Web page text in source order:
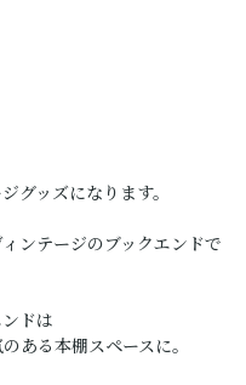
グッズになります。
ンテージのブックエンドで
ドは
ある本棚スペースに。